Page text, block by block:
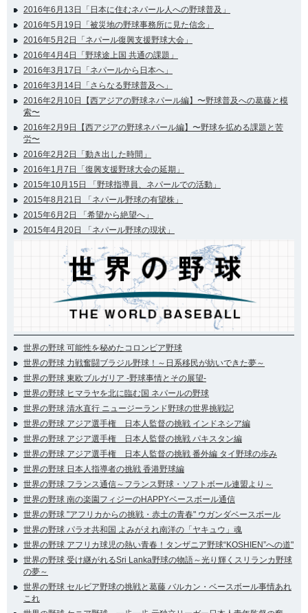
2016年6月13日「日本に住むネパール人への野球普及」
2016年5月19日「被災地の野球事務所に見た信念」
2016年5月2日「ネパール復興支援野球大会」
2016年4月4日「野球途上国 共通の課題」
2016年3月17日「ネパールから日本へ」
2016年3月14日「さらなる野球普及へ」
2016年2月10日【西アジアの野球ネパール編】〜野球普及への葛藤と模
索〜
2016年2月9日【西アジアの野球ネパール編】〜野球を拡める課題と苦
労〜
2016年2月2日「動き出した時間」
2016年1月7日「復興支援野球大会の延期」
2015年10月15日 「野球指導員、ネパールでの活動」
2015年8月21日 「ネパール野球の有望株」
2015年6月2日 「希望から絶望へ」
2015年4月20日 「ネパール野球の現状」
世界の野球 可能性を秘めたコロンビア野球
世界の野球 力戦奮闘ブラジル野球！～日系移民が紡いできた夢～
世界の野球 東欧ブルガリア -野球事情とその展望-
世界の野球 ヒマラヤを北に臨む国 ネパールの野球
世界の野球 清水直行 ニュージーランド野球の世界挑戦記
世界の野球 アジア選手権 日本人監督の挑戦 インドネシア編
世界の野球 アジア選手権 日本人監督の挑戦 パキスタン編
世界の野球 アジア選手権 日本人監督の挑戦 番外編 タイ野球の歩み
世界の野球 日本人指導者の挑戦 香港野球編
世界の野球 フランス通信～フランス野球・ソフトボール連盟より～
世界の野球 南の楽園フィジーのHAPPYベースボール通信
世界の野球 "アフリカからの挑戦・赤土の青春" ウガンダベースボール
世界の野球 パラオ共和国 よみがえれ南洋の「ヤキュウ」魂
世界の野球 アフリカ球児の熱い青春！タンザニア野球“KOSHIEN”への道"
世界の野球 受け継がれるSri Lanka野球の物語～光り輝くスリランカ野球
の夢～
世界の野球 セルビア野球の挑戦と葛藤 バルカン・ベースボール事情あれ
これ